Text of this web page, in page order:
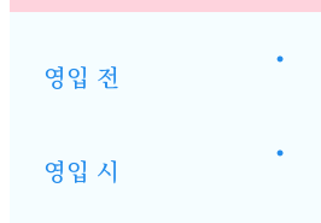
영입 전
•
영입 시
•